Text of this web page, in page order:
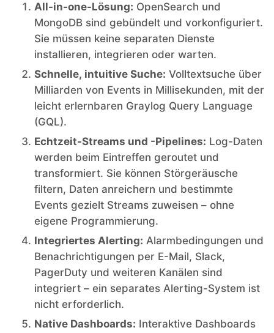
All-in-one-Lösung: OpenSearch und
MongoDB sind gebündelt und vorkonfiguriert.
Sie müssen keine separaten Dienste
installieren, integrieren oder warten.
Schnelle, intuitive Suche: Volltextsuche über
Milliarden von Events in Millisekunden, mit der
leicht erlernbaren Graylog Query Language
(GQL).
Echtzeit-Streams und -Pipelines: Log-Daten
werden beim Eintreffen geroutet und
transformiert. Sie können Störgeräusche
filtern, Daten anreichern und bestimmte
Events gezielt Streams zuweisen – ohne
eigene Programmierung.
Integriertes Alerting: Alarmbedingungen und
Benachrichtigungen per E-Mail, Slack,
PagerDuty und weiteren Kanälen sind
integriert – ein separates Alerting-System ist
nicht erforderlich.
Native Dashboards: Interaktive Dashboards